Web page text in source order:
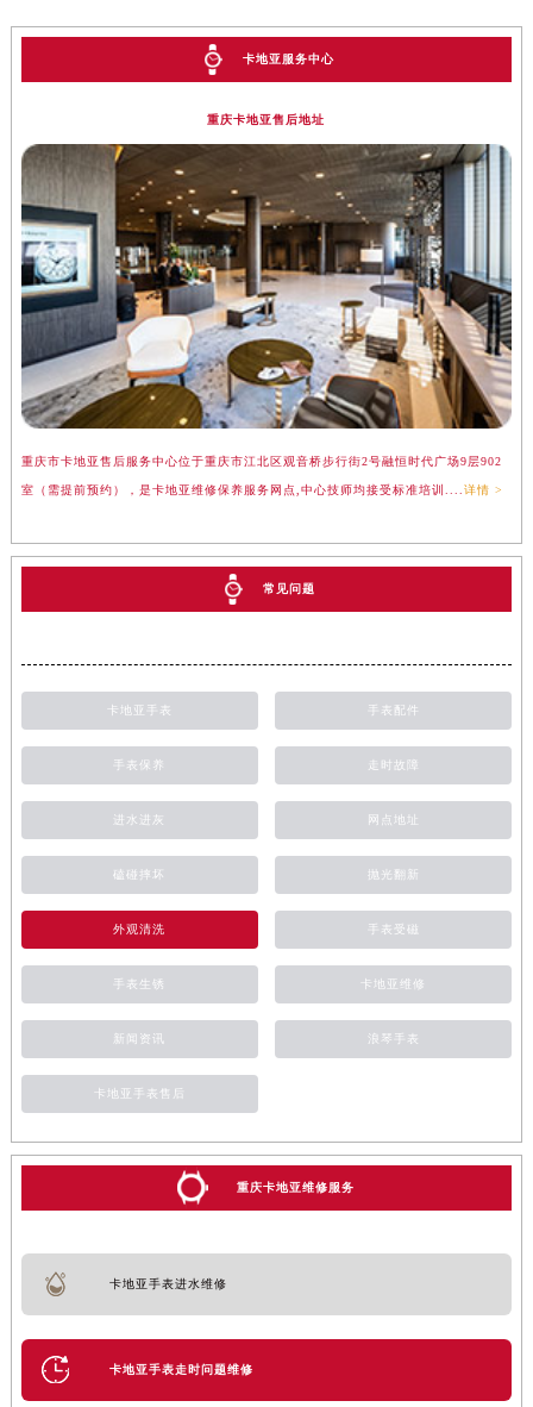
卡地亚服务中心
重庆卡地亚售后地址
重庆市卡地亚售后服务中心位于重庆市江北区观音桥步行街2号融恒时代广场9层902
室（需提前预约），是卡地亚维修保养服务网点,中心技师均接受标准培训.... 详情 >
常见问题
卡地亚手表 手表配件
手表保养 走时故障
进水进灰 网点地址
磕碰摔坏 抛光翻新
外观清洗 手表受磁
手表生锈 卡地亚维修
新闻资讯 浪琴手表
卡地亚手表售后
重庆卡地亚维修服务
卡地亚手表进水维修
卡地亚手表走时问题维修